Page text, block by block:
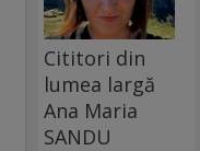
Cititori din
lumea largă
Ana Maria
SANDU